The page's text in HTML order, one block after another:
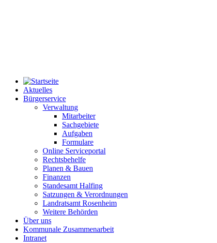
Aktuelles
Bürgerservice
Verwaltung
Mitarbeiter
Sachgebiete
Aufgaben
Formulare
Online Serviceportal
Rechtsbehelfe
Planen & Bauen
Finanzen
Standesamt Halfing
Satzungen & Verordnungen
Landratsamt Rosenheim
Weitere Behörden
Über uns
Kommunale Zusammenarbeit
Intranet